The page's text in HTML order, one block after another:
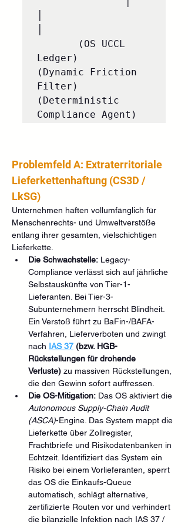
Ledger)
(Dynamic Friction
Filter)
(Deterministic
Problemfeld A: Extraterritoriale
Lieferkettenhaftung (CS3D /
LkSG)
Unternehmen haften vollumfänglich für
Menschenrechts- und Umweltverstöße
entlang ihrer gesamten, vielschichtigen
Lieferkette.
Die Schwachstelle: Legacy-
Compliance verlässt sich auf jährliche
Selbstauskünfte von Tier-1-
Lieferanten. Bei Tier-3-
Subunternehmern herrscht Blindheit.
Ein Verstoß führt zu BaFin-/BAFA-
Verfahren, Lieferverboten und zwingt
nach IAS 37 (bzw. HGB-
Rückstellungen für drohende
Verluste) zu massiven Rückstellungen,
die den Gewinn sofort auffressen.
Die OS-Mitigation: Das OS aktiviert die
Autonomous Supply-Chain Audit
(ASCA)-Engine. Das System mappt die
Lieferkette über Zollregister,
Frachtbriefe und Risikodatenbanken in
Echtzeit. Identifiziert das System ein
Risiko bei einem Vorlieferanten, sperrt
das OS die Einkaufs-Queue
automatisch, schlägt alternative,
zertifizierte Routen vor und verhindert
die bilanzielle Infektion nach IAS 37 /